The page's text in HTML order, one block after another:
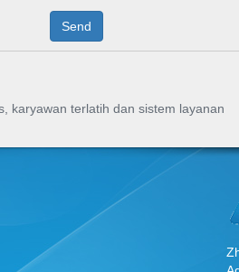
karyawan terlatih dan sistem layanan